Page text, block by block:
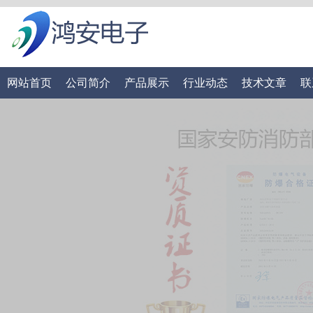
网站首页 公司简介 产品展示 行业动态 技术文章